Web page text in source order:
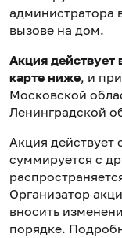
администратора
вызове на дом.
Акция действует
карте ниже, и
Московской
Ленинградской
Акция действует
суммируется с
Организатор
вносить
порядке.